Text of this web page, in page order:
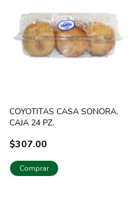
COYOTITAS CASA SONORA,
CAJA 24 PZ.
$307.00